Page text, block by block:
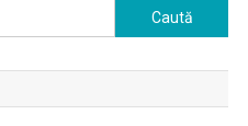
Caută
după: